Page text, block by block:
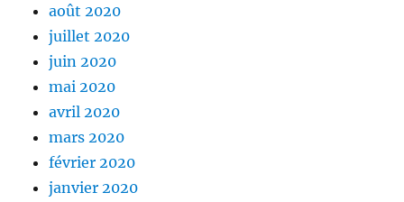
août 2020
juillet 2020
juin 2020
mai 2020
avril 2020
mars 2020
février 2020
janvier 2020